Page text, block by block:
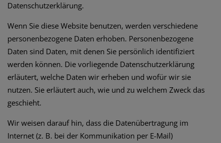
Datenschutzerklärung.
Wenn Sie diese Website benutzen, werden verschiedene
personenbezogene Daten erhoben. Personenbezogene
Daten sind Daten, mit denen Sie persönlich identifiziert
werden können. Die vorliegende Datenschutzerklärung
erläutert, welche Daten wir erheben und wofür wir sie
nutzen. Sie erläutert auch, wie und zu welchem Zweck das
geschieht.
Wir weisen darauf hin, dass die Datenübertragung im
Internet (z. B. bei der Kommunikation per E-Mail)